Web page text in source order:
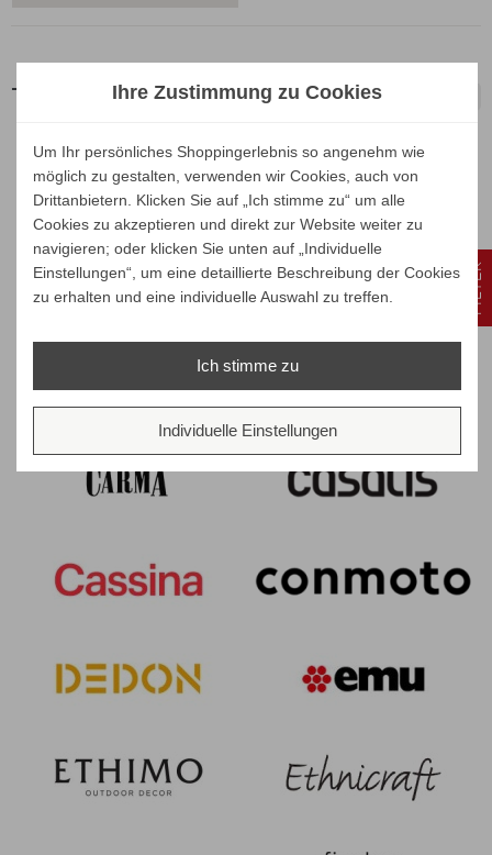
Teak Schirm
Unsere Marken
Ihre Zustimmung zu Cookies
Um Ihr persönliches Shoppingerlebnis so angenehm wie
möglich zu gestalten, verwenden wir Cookies, auch von
Drittanbietern. Klicken Sie auf „Ich stimme zu“ um alle
Cookies zu akzeptieren und direkt zur Website weiter zu
navigieren; oder klicken Sie unten auf „Individuelle
Einstellungen“, um eine detaillierte Beschreibung der Cookies
zu erhalten und eine individuelle Auswahl zu treffen.
Ich stimme zu
Individuelle Einstellungen
FILTER